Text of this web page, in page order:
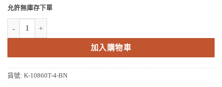
NT$24,340。NT$19,472。
允許無庫存下單
加入購物車
貨號: K-10860T-4-BN